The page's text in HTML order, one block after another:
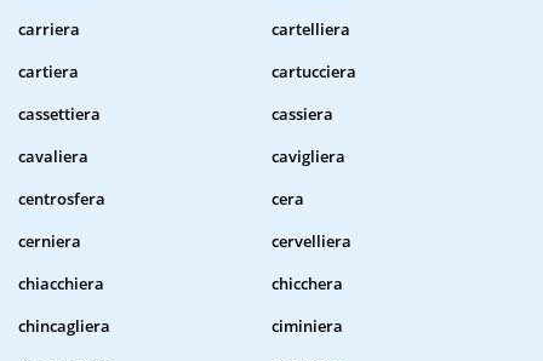
carriera
cartelliera
cartiera
cartucciera
cassettiera
cassiera
cavaliera
cavigliera
centrosfera
cera
cerniera
cervelliera
chiacchiera
chicchera
chincagliera
ciminiera